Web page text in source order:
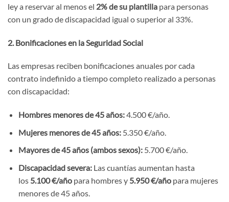
ley a reservar al menos el 2% de su plantilla para personas
con un grado de discapacidad igual o superior al 33%.
2. Bonificaciones en la Seguridad Social
Las empresas reciben bonificaciones anuales por cada
contrato indefinido a tiempo completo realizado a personas
con discapacidad:
Hombres menores de 45 años:4.500 €/año.
Mujeres menores de 45 años:5.350 €/año.
Mayores de 45 años (ambos sexos):5.700 €/año.
Discapacidad severa:Las cuantías aumentan hasta
los 5.100 €/añopara hombres y 5.950 €/añopara mujeres
menores de 45 años.